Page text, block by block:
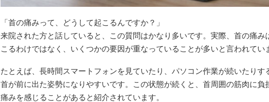
「首の痛みって、どうして起こるんですか？」
来院された方と話していると、この質問はかなり多いです。実際、首の痛み
こるわけではなく、いくつかの要因が重なっていることが多いと言われてい
たとえば、長時間スマートフォンを見ていたり、パソコン作業が続いたりす
首が前に出た姿勢になりやすいです。この状態が続くと、首周囲の筋肉に負
痛みを感じることがあると紹介されています。